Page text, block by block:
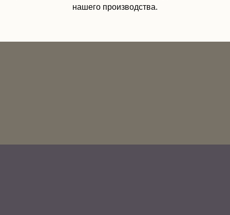
нашего производства.